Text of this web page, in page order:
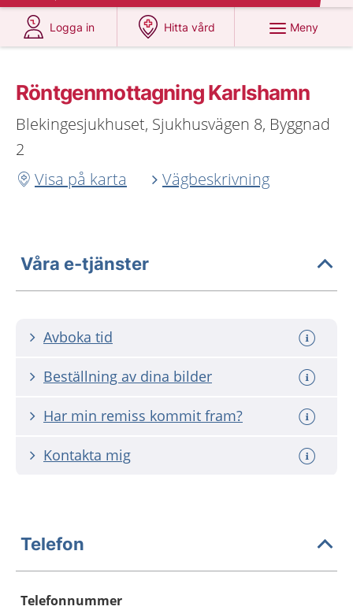
Logga in
på 1177.se
Hitta vård
på 1177.se
Meny
Röntgenmottagning Karlshamn
Blekingesjukhuset, Sjukhusvägen 8, Byggnad
2
Visa på karta
Vägbeskrivning
Våra e-tjänster
Avboka tid
Beställning av dina bilder
Har min remiss kommit fram?
Kontakta mig
Telefon
Telefonnummer